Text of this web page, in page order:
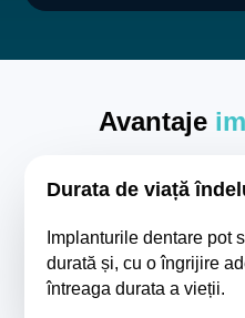
Avantaje
Durata de viață
Implanturile dentare pot
durată și, cu o îngrijire
întreaga durata a vieții.